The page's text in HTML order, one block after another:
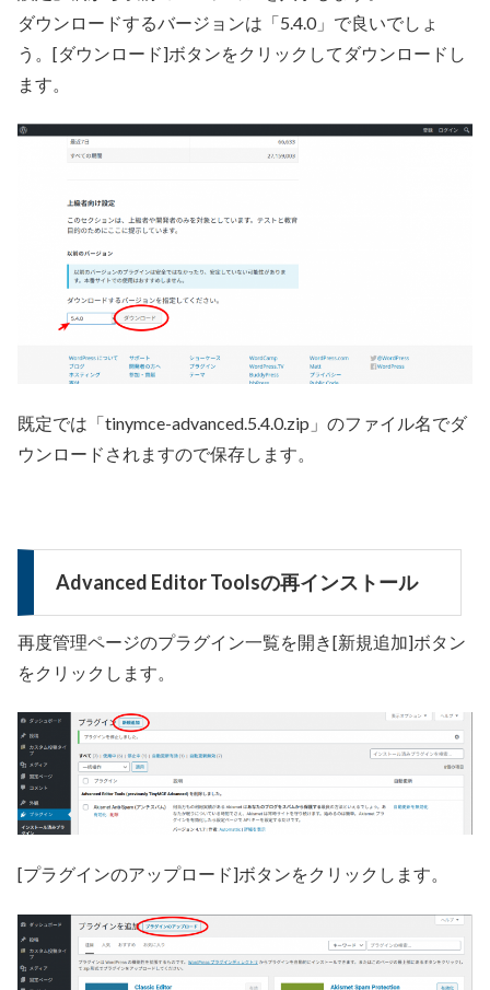
ダウンロードするバージョンは「5.4.0」で良いでしょ
う。[ダウンロード]ボタンをクリックしてダウンロードし
ます。
既定では「tinymce-advanced.5.4.0.zip」のファイル名でダ
ウンロードされますので保存します。
Advanced Editor Toolsの再インストール
再度管理ページのプラグイン一覧を開き[新規追加]ボタン
をクリックします。
[プラグインのアップロード]ボタンをクリックします。